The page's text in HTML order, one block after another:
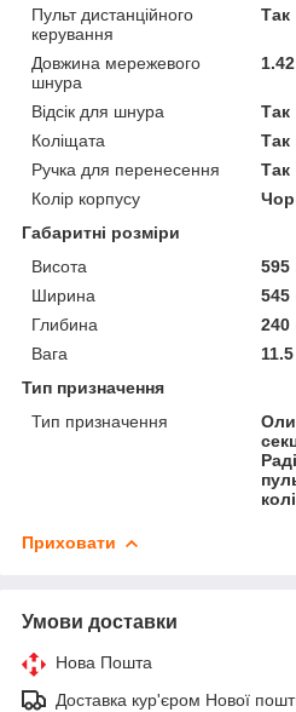
Пульт дистанційного
керування
Так
Довжина мережевого
шнура
Відсік для шнура
Так
Коліщата
Так
Ручка для перенесення
Так
Колір корпусу
Габаритні розміри
Висота
Ширина
Глибина
Вага
11.5
Тип призначення
Тип призначення
Приховати
Умови доставки
Нова Пошта
Доставка кур'єром Нової